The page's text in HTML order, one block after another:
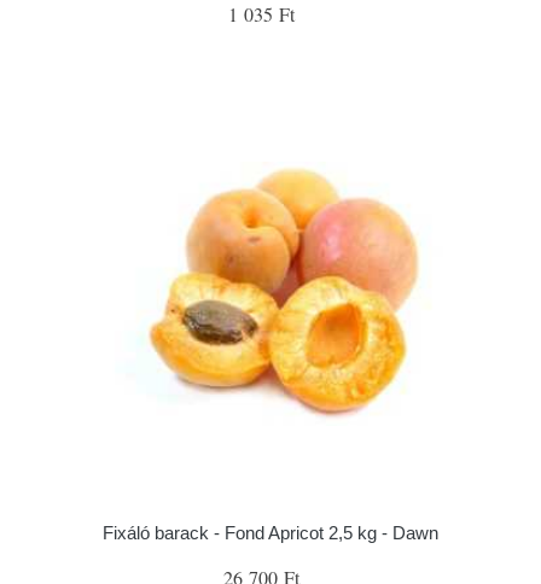
1 035 Ft
Fixáló barack - Fond Apricot 2,5 kg - Dawn
26 700 Ft